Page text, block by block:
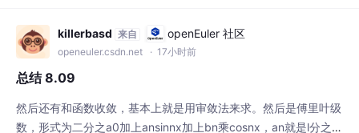
killerbasd 来自 openEuler 社区
openeuler.csdn.net · 17小时前
总结 8.09
然后还有和函数收敛，基本上就是用审敛法来求。然后是傅里叶级
数，形式为二分之a0加上ansinnx加上bn乘cosnx，an就是l分之一